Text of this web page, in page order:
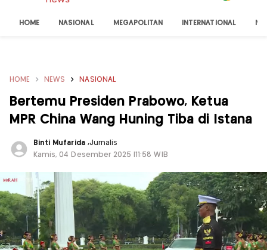
HOME NASIONAL MEGAPOLITAN INTERNATIONAL
HOME NEWS NASIONAL
Bertemu Presiden Prabowo, Ketua
MPR China Wang Huning Tiba di Istana
Binti Mufarida ,Jurnalis
Kamis, 04 Desember 2025 |11:58 WIB